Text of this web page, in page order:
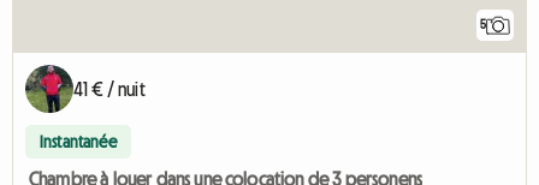
5
41 € / nuit
Instantanée
Chambre à louer dans une colocation de 3 personens